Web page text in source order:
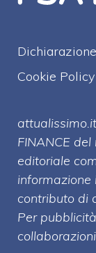
Cookie
FINANCE
editoriale
informazione
contributo di
Per